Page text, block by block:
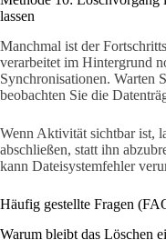
lassen
Manchmal ist der
verarbeitet im Hintergrund
Synchronisationen. Warten
beobachten Sie die
Wenn Aktivität sichtbar ist,
abschließen, statt ihn
kann Dateisystemfehler
Häufig gestellte Fragen
Warum bleibt das Löschen